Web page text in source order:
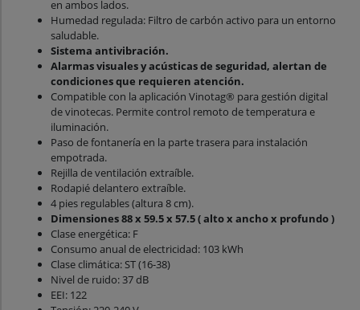
en ambos lados.
Humedad regulada: Filtro de carbón activo para un entorno
saludable.
Sistema antivibración.
Alarmas visuales y acústicas de seguridad, alertan de
condiciones que requieren atención.
Compatible con la aplicación Vinotag® para gestión digital
de vinotecas. Permite control remoto de temperatura e
iluminación.
Paso de fontanería en la parte trasera para instalación
empotrada.
Rejilla de ventilación extraíble.
Rodapié delantero extraíble.
4 pies regulables (altura 8 cm).
Dimensiones 88 x 59.5 x 57.5 ( alto x ancho x profundo )
Clase energética: F
Consumo anual de electricidad: 103 kWh
Clase climática: ST (16-38)
Nivel de ruido: 37 dB
EEI: 122